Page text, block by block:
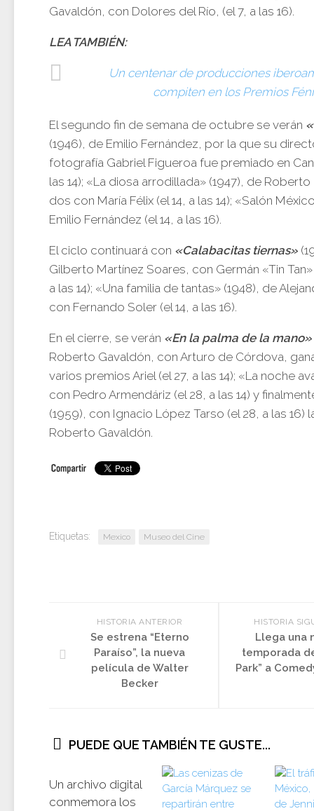
Gavaldón, con Dolores del Río, (el 7, a las 16).
LEA TAMBIÉN:
Un centenar de producciones
compiten en los Premios
El segundo fin de semana de octubre se verán
(1946), de Emilio Fernández, por la que su
fotografía Gabriel Figueroa fue premiado en
las 14); «La diosa arrodillada» (1947), de
dos con María Félix (el 14, a las 14); «Salón
Emilio Fernández (el 14, a las 16).
El ciclo continuará con «Calabacitas tiernas»
Gilberto Martínez Soares, con Germán «Tin Tan»
a las 14); «Una familia de tantas» (1948), de
con Fernando Soler (el 14, a las 16).
En el cierre, se verán «En la palma de la mano»
Roberto Gavaldón, con Arturo de Córdova,
varios premios Ariel (el 27, a las 14); «La noche
con Pedro Armendáriz (el 28, a las 14) y
(1959), con Ignacio López Tarso (el 28, a las 16)
Roberto Gavaldón.
Etiquetas: Mexico Museo del Cine
HISTORIA
Llega una
temporada
Park” a
HISTORIA ANTERIOR
Se estrena “Eterno
Paraíso”, la nueva
película de Walter
Becker
PUEDE QUE TAMBIÉN TE GUSTE...
Un archivo digital
conmemora los